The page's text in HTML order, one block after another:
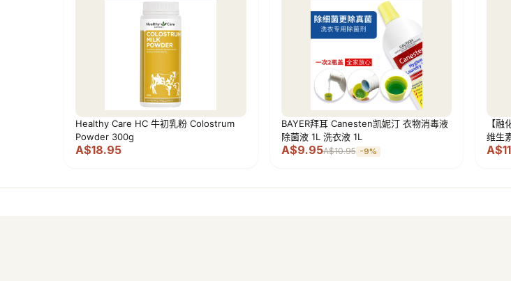
Healthy Care HC 牛初乳粉 Colostrum
Powder 300g
A$18.95
BAYER拜耳 Canesten凯妮汀 衣物消毒液
除菌液 1L 洗衣液 1L
A$9.95A$10.95 -9%
【
维生